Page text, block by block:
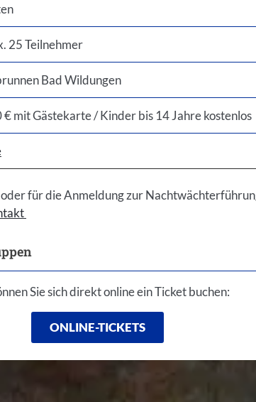
25 Teilnehmer
Bad Wildungen
€ mit Gästekarte / Kinder bis 14 Jahre kostenlos
für die Anmeldung zur
Sie sich direkt online ein Ticket buchen:
ONLINE-TICKETS